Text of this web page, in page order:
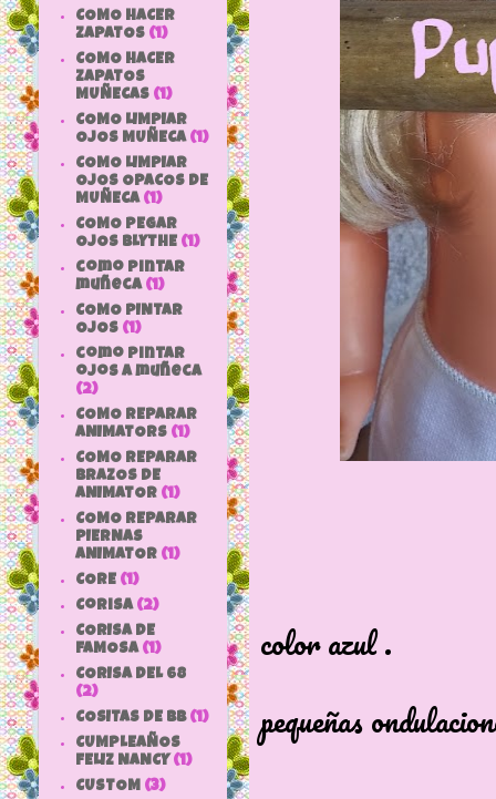
color azul .
pequeñas
COMO HACER
ZAPATOS (1)
COMO HACER
ZAPATOS
MUÑECAS (1)
COMO LIMPIAR
OJOS MUÑECA (1)
COMO LIMPIAR
OJOS OPACOS DE
MUÑECA (1)
COMO PEGAR
OJOS BLYTHE (1)
como pintar
muñeca (1)
COMO PINTAR
OJOS (1)
como pintar
ojos a muñeca
(2)
COMO REPARAR
ANIMATORS (1)
COMO REPARAR
BRAZOS DE
ANIMATOR (1)
COMO REPARAR
PIERNAS
ANIMATOR (1)
CORE (1)
Corisa (2)
CORISA DE
FAMOSA (1)
CORISA DEL 68
(2)
COSITAS DE bb (1)
CUMPLEAÑOS
FELIZ NANCY (1)
CUSTOM (3)